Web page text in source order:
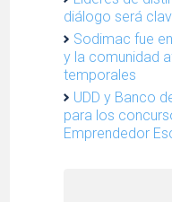
diálogo será
Sodimac fue
y la comunidad
temporales
UDD y Banco
para los
Emprendedor